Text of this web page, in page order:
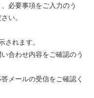
必要事項をご入力のう
い。
れます。
合わせ内容をご確認のう
メールの受信をご確認く